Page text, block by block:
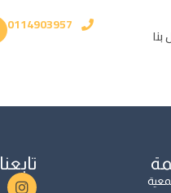
0114903957
تابعنا